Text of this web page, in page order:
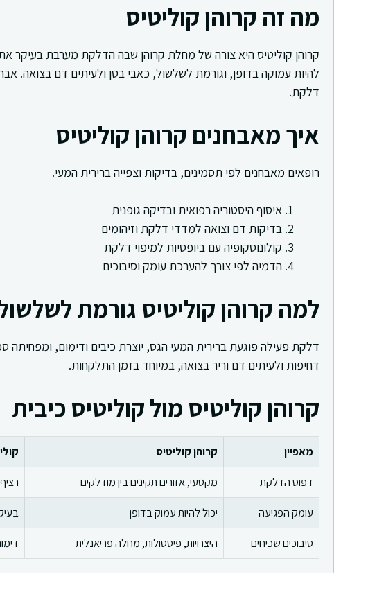
מה זה קרוהן קוליטיס
קרוהן קוליטיס היא צורה של מחלת קרוהן שבה הדלקת מערבת בעיקר
להיות עמוקה בדופן, וגורמת לשלשול, כאבי בטן ולעיתים דם בצואה.
דלקת.
איך מאבחנים קרוהן קוליטיס
רופאים מאבחנים לפי תסמינים, בדיקות וצפייה ברירית המעי.
איסוף היסטוריה רפואית ובדיקה גופנית
בדיקות דם וצואה למדדי דלקת וזיהומים
קולונוסקופיה עם ביופסיות למיפוי דלקת
הדמיה לפי צורך להערכת עומק וסיבוכים
למה קרוהן קוליטיס גורמת
דלקת פעילה פוגעת ברירית המעי הגס, יוצרת כיבים ודימום, ומפחיתה
דחיפות ולעיתים דם וריר בצואה, במיוחד בזמן התלקחות.
קרוהן קוליטיס מול קוליטיס כיבית
מאפיין קרוהן קוליטיס
דפוס הדלקת
מקטעי, אזורים תקינים בין מודלקים
עומק הפגיעה
יכול להיות עמוק בדופן
סיבוכים שכיחים
היצרויות, פיסטולות, מחלה פריאנלית